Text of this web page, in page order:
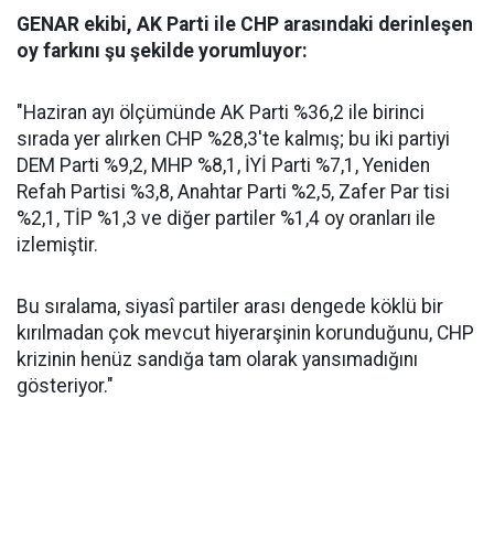
GENAR ekibi, AK Parti ile CHP arasındaki derinleşen
oy farkını şu şekilde yorumluyor:
"Haziran ayı ölçümünde AK Parti %36,2 ile birinci
sırada yer alırken CHP %28,3'te kalmış; bu iki partiyi
DEM Parti %9,2, MHP %8,1, İYİ Parti %7,1, Yeniden
Refah Partisi %3,8, Anahtar Parti %2,5, Zafer Par tisi
%2,1, TİP %1,3 ve diğer partiler %1,4 oy oranları ile
izlemiştir.
Bu sıralama, siyasî partiler arası dengede köklü bir
kırılmadan çok mevcut hiyerarşinin korunduğunu, CHP
krizinin henüz sandığa tam olarak yansımadığını
gösteriyor."